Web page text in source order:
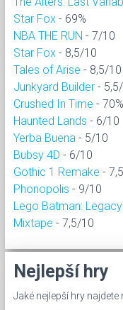
Star Fox - 69%
NBA THE RUN - 7/10
Star Fox - 8,5/10
Tales of Arise - 8,5/10
Junkyard Builder -
Crushed In Time - 70%
Haunted Lands - 6/10
Yerba Buena - 5/10
Bubsy 4D - 6/10
Gothic 1 Remake -
Phonopolis - 9/10
Lego Batman: Legacy
Mixtape - 7,5/10
Nejlepší hry
Jaké nejlepší hry